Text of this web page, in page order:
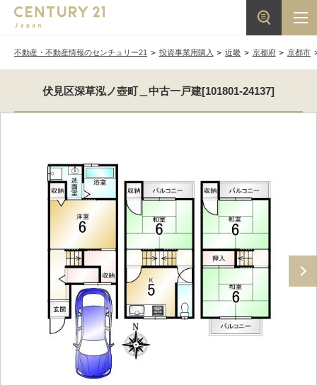
不動産・不動産情報のセンチュリー21 投資事業用購入 近畿 京都府 京都市
伏見区深草泓ノ壺町＿中古一戸建[101801-24137]